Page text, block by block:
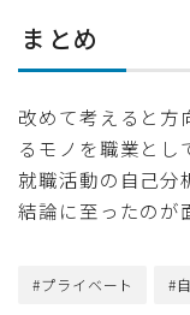
まとめ
改めて考えると方
るモノを職業とし
就職活動の自己分
結論に至ったのが
#プライベート #